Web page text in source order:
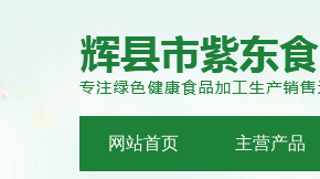
网站首页 主营产品